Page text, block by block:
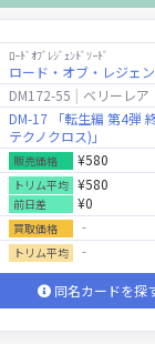
ﾛｰﾄﾞｵﾌﾞﾚｼﾞｪﾝﾄﾞｿｰﾄﾞ
ロード・オブ・レジェ
DM172-55
ベリーレア
DM-17 「転生編 第4弾
テクノクロス)」
販売価格 ¥580
トリム平均 ¥580
前日差 ¥0
買取価格 ‐
トリム平均 ‐
同名カードを探